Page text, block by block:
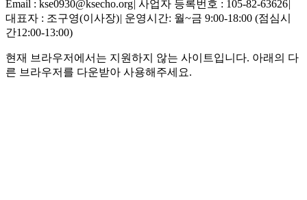
Email : kse0930@ksecho.org| 사업자 등록번호 : 105-82-63626|
대표자 : 조구영(이사장)| 운영시간: 월~금 9:00-18:00 (점심시
간12:00-13:00)
현재 브라우저에서는 지원하지 않는 사이트입니다. 아래의 다
른 브라우저를 다운받아 사용해주세요.